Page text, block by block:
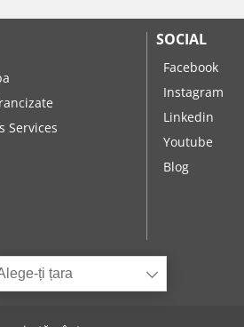
Services
SOCIAL
Facebook
Instagram
Linkedin
Youtube
Blog
ți țara